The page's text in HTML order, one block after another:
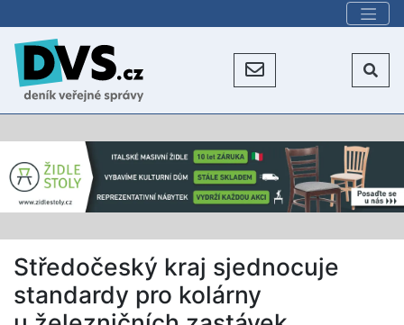
Středočeský kraj sjednocuje
standardy pro kolárny